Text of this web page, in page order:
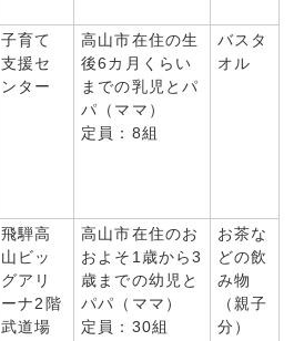
子育て
支援セ
ンター
高山市在住の生
後6カ月くらい
までの乳児とパ
パ（ママ）
定員：8組
バスタ
オル
飛騨高
山ビッ
グアリ
ーナ2階
武道場
高山市在住のお
およそ1歳から3
歳までの幼児と
パパ（ママ）
定員：30組
お茶な
どの飲
み物
（親子
分）